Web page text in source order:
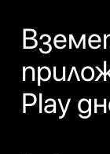
Play